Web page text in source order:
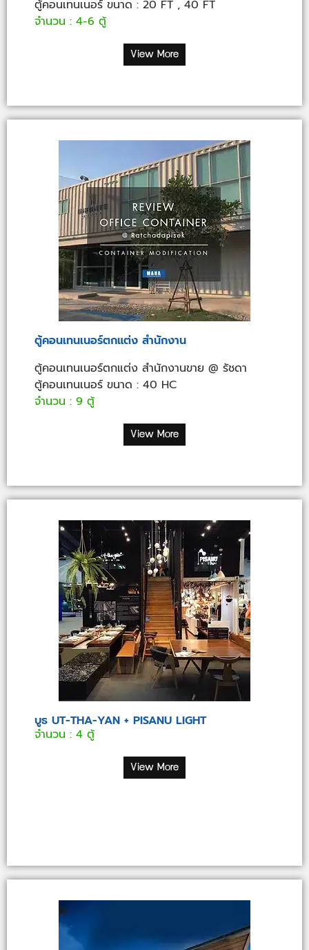
ตู้คอนเทนเนอร์ ขนาด : 20 FT , 40 FT
จำนวน : 4-6 ตู้
View More
ตู้คอนเทนเนอร์ตกแต่ง สำนักงาน
ตู้คอนเทนเนอร์ตกแต่ง สำนักงานขาย @ รัชดา
ตู้คอนเทนเนอร์ ขนาด : 40 HC
จำนวน : 9 ตู้
View More
บูธ UT-THA-YAN + PISANU LIGHT
จำนวน : 4 ตู้
View More